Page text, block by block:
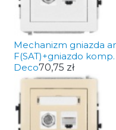
Mechanizm gniazda
F(SAT)+gniazdo komp.
Deco70,75 zł